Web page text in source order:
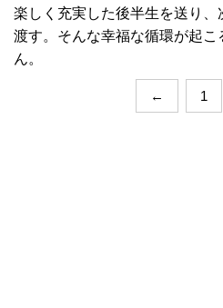
楽しく充実した後半生を送り
渡す。そんな幸福な循環が起
ん。
← 1